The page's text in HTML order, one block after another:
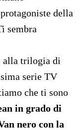
della
sembra
alla trilogia di
serie TV
che ti sono
in grado di
nero con la